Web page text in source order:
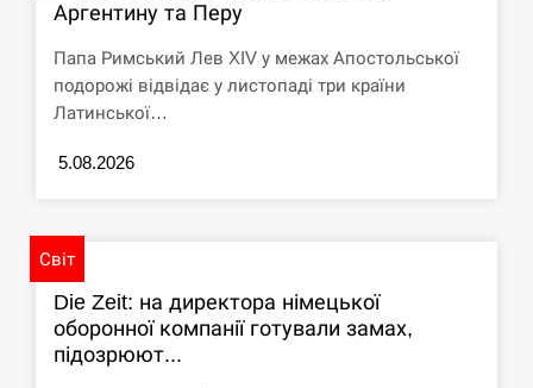
12:10
У США зафіксували рекордний спалах
СЕРПЕНЬ
почта”: что известно об…
11:40
У зоопарку Токіо через спеку загинули три
левиці
СЕРПЕНЬ
Аргентину та Перу
Папа Римський Лев XIV у межах Апостольської
подорожі відвідає у листопаді три країни
Латинської…
5.08.2026
Світ
Die Zeit: на директора німецької
оборонної компанії готували замах,
підозрюют...